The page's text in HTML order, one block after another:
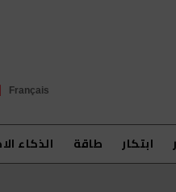
Français
ابتكار طاقة الذكاء